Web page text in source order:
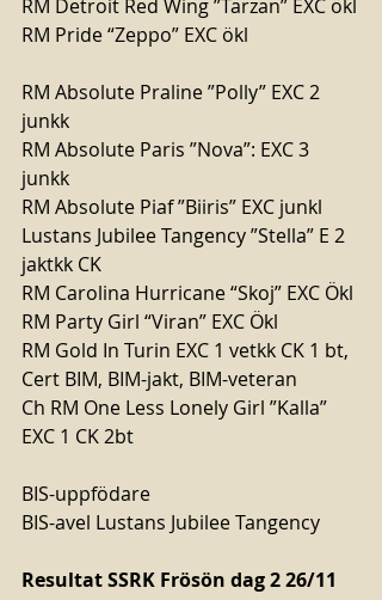
RM Detroit Red Wing ”Tarzan” EXC ökl
RM Pride “Zeppo” EXC ökl
RM Absolute Praline ”Polly” EXC 2
junkk
RM Absolute Paris ”Nova”: EXC 3
junkk
RM Absolute Piaf ”Biiris” EXC junkl
Lustans Jubilee Tangency ”Stella” E 2
jaktkk CK
RM Carolina Hurricane “Skoj” EXC Ökl
RM Party Girl “Viran” EXC Ökl
RM Gold In Turin EXC 1 vetkk CK 1 bt,
Cert BIM, BIM-jakt, BIM-veteran
Ch RM One Less Lonely Girl ”Kalla”
EXC 1 CK 2bt
BIS-uppfödare
BIS-avel Lustans Jubilee Tangency
Resultat SSRK Frösön dag 2 26/11